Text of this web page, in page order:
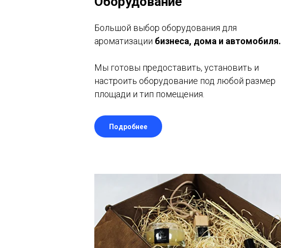
Большой выбор оборудования для
ароматизации бизнеса, дома и автомобиля.
Мы готовы предоставить, установить и
настроить оборудование под любой размер
площади и тип помещения.
Подробнее